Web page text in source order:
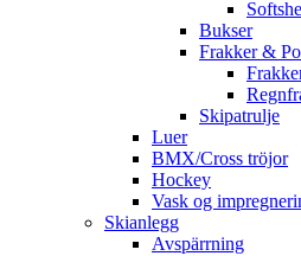
Bukser
Frakker &
Skipatrulje
Luer
BMX/Cross tröjor
Hockey
Vask og
Skianlegg
Avspärrning